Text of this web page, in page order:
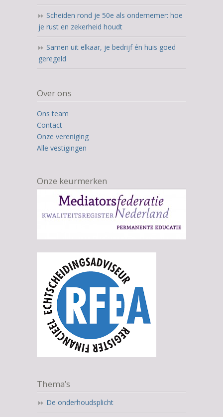
Scheiden rond je 50e als ondernemer: hoe
je rust en zekerheid houdt
Samen uit elkaar, je bedrijf én huis goed
geregeld
Over ons
Ons team
Contact
Onze vereniging
Alle vestigingen
Onze keurmerken
Thema’s
De onderhoudsplicht